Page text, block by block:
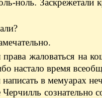
жаловаться на
настало время
в мемуарах